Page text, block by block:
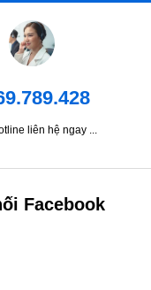
liên hệ ngay ...
Facebook